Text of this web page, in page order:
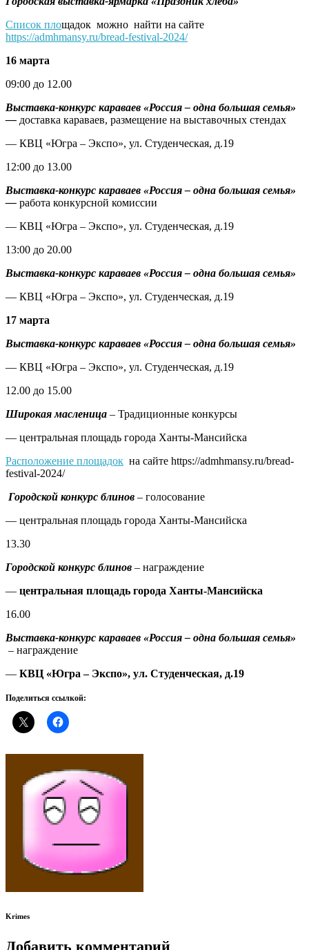
Список площадок можно найти на сайте
https://admhmansy.ru/bread-festival-2024/
16 марта
09:00 до 12.00
Выставка-конкурс караваев «Россия – одна большая семья»
— доставка караваев, размещение на выставочных стендах
— КВЦ «Югра – Экспо», ул. Студенческая, д.19
12:00 до 13.00
Выставка-конкурс караваев «Россия – одна большая семья»
— работа конкурсной комиссии
— КВЦ «Югра – Экспо», ул. Студенческая, д.19
13:00 до 20.00
Выставка-конкурс караваев «Россия – одна большая семья»
— КВЦ «Югра – Экспо», ул. Студенческая, д.19
17 марта
Выставка-конкурс караваев «Россия – одна большая семья»
— КВЦ «Югра – Экспо», ул. Студенческая, д.19
12.00 до 15.00
Широкая масленица – Традиционные конкурсы
— центральная площадь города Ханты-Мансийска
Расположение площадок на сайте https://admhmansy.ru/bread-
festival-2024/
Городской конкурс блинов – голосование
— центральная площадь города Ханты-Мансийска
13.30
Городской конкурс блинов – награждение
— центральная площадь города Ханты-Мансийска
16.00
Выставка-конкурс караваев «Россия – одна большая семья»
– награждение
— КВЦ «Югра – Экспо», ул. Студенческая, д.19
Поделиться ссылкой:
Krimes
Добавить комментарий